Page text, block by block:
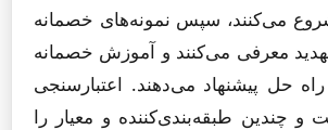
می‌کنند، سپس نمونه‌های خصمانه
معرفی می‌کنند و آموزش خصمانه
حل پیشنهاد می‌دهند. اعتبارسنجی
چندین طبقه‌بندی‌کننده و معیار را